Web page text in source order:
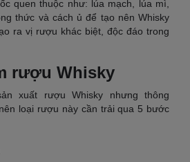
quen thuộc như: lúa mạch, lúa mì,
thức và cách ủ để tạo nên Whisky
ra vị rượu khác biệt, độc đáo trong
rượu Whisky
xuất rượu Whisky nhưng thông
loại rượu này cần trải qua 5 bước